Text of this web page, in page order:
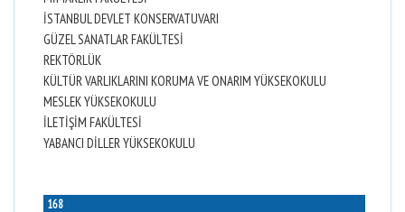
İSTANBUL DEVLET KONSERVATUVARI
GÜZEL SANATLAR FAKÜLTESİ
REKTÖRLÜK
KÜLTÜR VARLIKLARINI KORUMA VE ONARIM YÜKSEKOKULU
MESLEK YÜKSEKOKULU
İLETİŞİM FAKÜLTESİ
YABANCI DİLLER YÜKSEKOKULU
168